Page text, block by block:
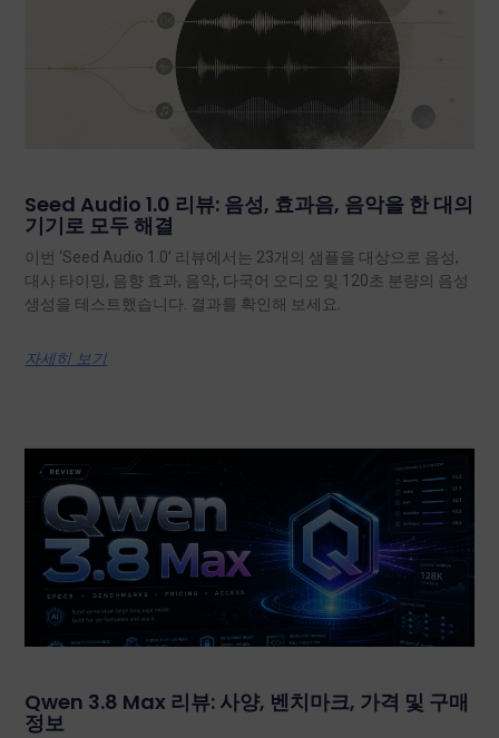
Seed Audio 1.0 리뷰: 음성, 효과음, 음악을 한 대의
기기로 모두 해결
이번 ‘Seed Audio 1.0’ 리뷰에서는 23개의 샘플을 대상으로 음성,
대사 타이밍, 음향 효과, 음악, 다국어 오디오 및 120초 분량의 음성
생성을 테스트했습니다. 결과를 확인해 보세요.
자세히 보기
Qwen 3.8 Max 리뷰: 사양, 벤치마크, 가격 및 구매
정보